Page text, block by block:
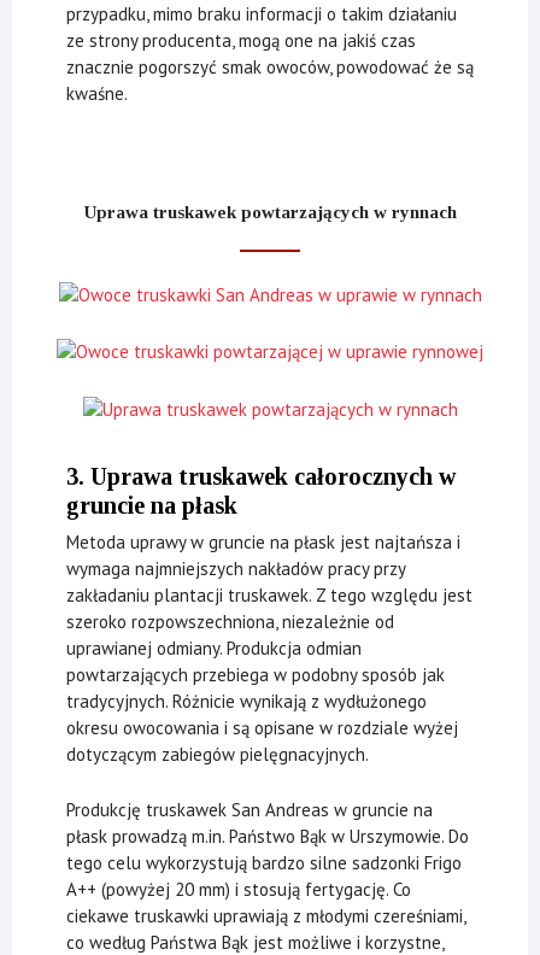
przypadku, mimo braku informacji o takim działaniu
ze strony producenta, mogą one na jakiś czas
znacznie pogorszyć smak owoców, powodować że są
kwaśne.
Uprawa truskawek powtarzających w rynnach
3. Uprawa truskawek całorocznych w
gruncie na płask
Metoda uprawy w gruncie na płask jest najtańsza i
wymaga najmniejszych nakładów pracy przy
zakładaniu plantacji truskawek. Z tego względu jest
szeroko rozpowszechniona, niezależnie od
uprawianej odmiany. Produkcja odmian
powtarzających przebiega w podobny sposób jak
tradycyjnych. Różnicie wynikają z wydłużonego
okresu owocowania i są opisane w rozdziale wyżej
dotyczącym zabiegów pielęgnacyjnych.
Produkcję truskawek San Andreas w gruncie na
płask prowadzą m.in. Państwo Bąk w Urszymowie. Do
tego celu wykorzystują bardzo silne sadzonki Frigo
A++ (powyżej 20 mm) i stosują fertygację. Co
ciekawe truskawki uprawiają z młodymi czereśniami,
co według Państwa Bąk jest możliwe i korzystne,